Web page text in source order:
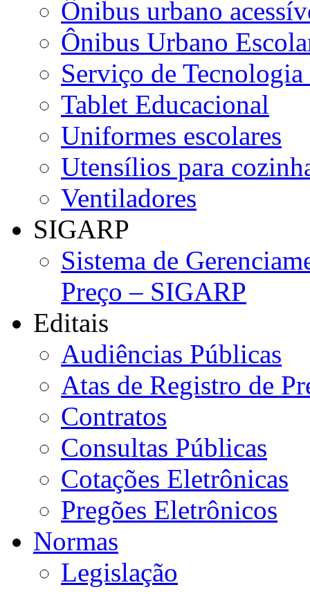
Ônibus urbano
Ônibus Urbano
Serviço de
Tablet Educacional
Uniformes escolares
Utensílios para
Ventiladores
SIGARP
Sistema de
Preço – SIGARP
Editais
Audiências Públicas
Atas de Registro de
Contratos
Consultas Públicas
Cotações Eletrônicas
Pregões Eletrônicos
Normas
Legislação